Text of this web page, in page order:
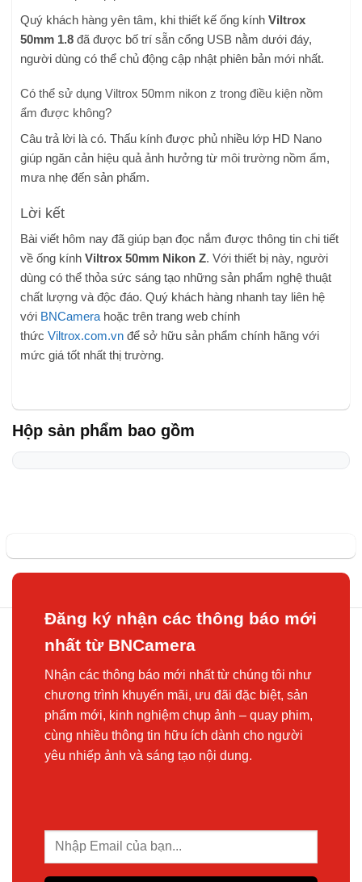
Quý khách hàng yên tâm, khi thiết kế ống kính Viltrox
50mm 1.8 đã được bố trí sẵn cổng USB nằm dưới đáy,
người dùng có thể chủ động cập nhật phiên bản mới nhất.
Có thể sử dụng Viltrox 50mm nikon z trong điều kiện nồm
ẩm được không?
Câu trả lời là có. Thấu kính được phủ nhiều lớp HD Nano
giúp ngăn cản hiệu quả ảnh hưởng từ môi trường nồm ẩm,
mưa nhẹ đến sản phẩm.
Lời kết
Bài viết hôm nay đã giúp bạn đọc nắm được thông tin chi tiết
về ống kính Viltrox 50mm Nikon Z. Với thiết bị này, người
dùng có thể thỏa sức sáng tạo những sản phẩm nghệ thuật
chất lượng và độc đáo. Quý khách hàng nhanh tay liên hệ
với BNCamera hoặc trên trang web chính
thức Viltrox.com.vn để sở hữu sản phẩm chính hãng với
mức giá tốt nhất thị trường.
Hộp sản phẩm bao gồm
Đăng ký nhận các thông báo mới
nhất từ BNCamera
Nhận các thông báo mới nhất từ chúng tôi như
chương trình khuyến mãi, ưu đãi đặc biệt, sản
phẩm mới, kinh nghiệm chụp ảnh – quay phim,
cùng nhiều thông tin hữu ích dành cho người
yêu nhiếp ảnh và sáng tạo nội dung.